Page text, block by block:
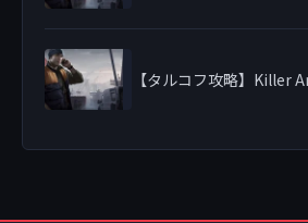
【タルコフ攻略】Killer